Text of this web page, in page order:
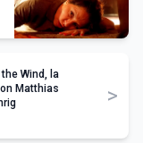
Wind, la
Matthias
>